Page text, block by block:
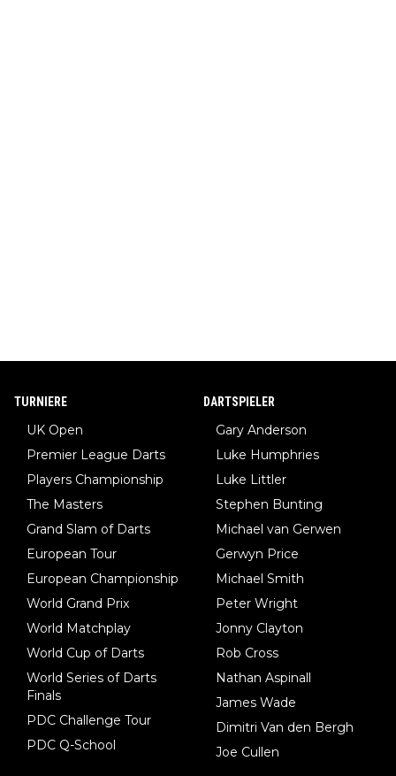
TURNIERE
UK Open
Premier League Darts
Players Championship
The Masters
Grand Slam of Darts
European Tour
European Championship
World Grand Prix
World Matchplay
World Cup of Darts
World Series of Darts
Finals
PDC Challenge Tour
PDC Q-School
DARTSPIELER
Gary Anderson
Luke Humphries
Luke Littler
Stephen Bunting
Michael van Gerwen
Gerwyn Price
Michael Smith
Peter Wright
Jonny Clayton
Rob Cross
Nathan Aspinall
James Wade
Dimitri Van den Bergh
Joe Cullen